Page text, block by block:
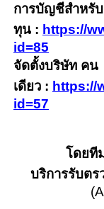
การบัญชีสำหรับ
ทุน : https://
id=85
จัดตั้งบริษัท คน
เดียว : https://
id=57
โดยที
บริการรับต